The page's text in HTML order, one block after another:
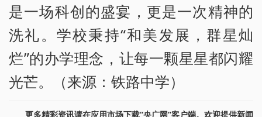
是一场科创的盛宴，更是一次精神的
洗礼。学校秉持“和美发展，群星灿
烂”的办学理念，让每一颗星星都闪耀
光芒。（来源：铁路中学）
更多精彩资讯请在应用市场下载“央广网”客户端。欢迎提供新闻